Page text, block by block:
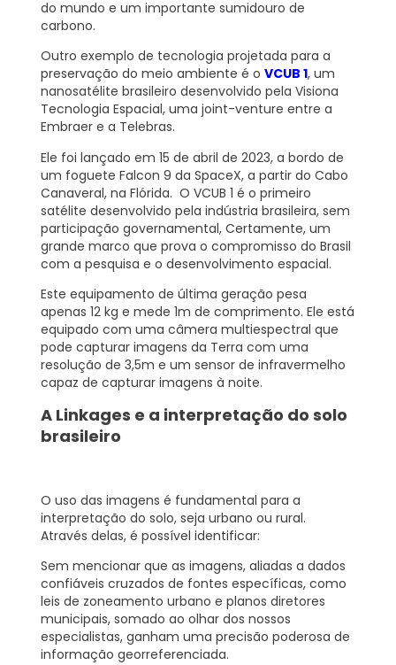
do mundo e um importante sumidouro de
carbono.
Outro exemplo de tecnologia projetada para a
preservação do meio ambiente é o VCUB 1, um
nanosatélite brasileiro desenvolvido pela Visiona
Tecnologia Espacial, uma joint-venture entre a
Embraer e a Telebras.
Ele foi lançado em 15 de abril de 2023, a bordo de
um foguete Falcon 9 da SpaceX, a partir do Cabo
Canaveral, na Flórida. O VCUB 1 é o primeiro
satélite desenvolvido pela indústria brasileira, sem
participação governamental, Certamente, um
grande marco que prova o compromisso do Brasil
com a pesquisa e o desenvolvimento espacial.
Este equipamento de última geração pesa
apenas 12 kg e mede 1m de comprimento. Ele está
equipado com uma câmera multiespectral que
pode capturar imagens da Terra com uma
resolução de 3,5m e um sensor de infravermelho
capaz de capturar imagens à noite.
A Linkages e a interpretação do solo
brasileiro
O uso das imagens é fundamental para a
interpretação do solo, seja urbano ou rural.
Através delas, é possível identificar:
Sem mencionar que as imagens, aliadas a dados
confiáveis cruzados de fontes específicas, como
leis de zoneamento urbano e planos diretores
municipais, somado ao olhar dos nossos
especialistas, ganham uma precisão poderosa de
informação georreferenciada.